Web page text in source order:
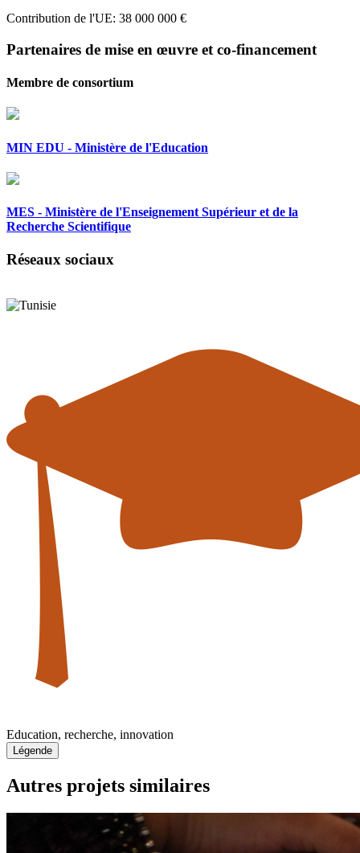
Contribution de l'UE: 38 000 000 €
Partenaires de mise en œuvre et co-financement
Membre de consortium
MIN EDU - Ministère de l'Education
MES - Ministère de l'Enseignement Supérieur et de la
Recherche Scientifique
Réseaux sociaux
Education, recherche, innovation
Légende
Autres projets similaires